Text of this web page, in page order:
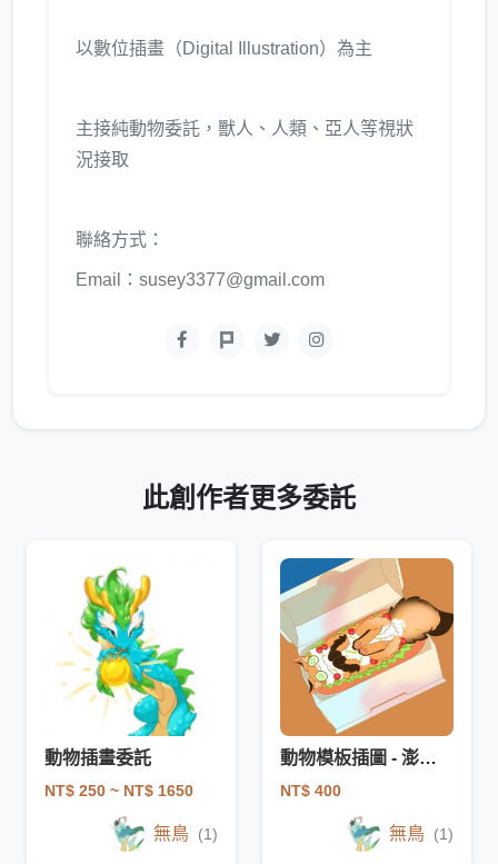
以數位插畫（Digital Illustration）為主
主接純動物委託，獸人、人類、亞人等視狀
況接取
聯絡方式：
Email：susey3377@gmail.com
此創作者更多委託
動物插畫委託
NT$ 250 ~ NT$ 1650
無鳥 (1)
動物模板插圖 - 澎毛犬科熱狗堡
NT$ 400
無鳥 (1)